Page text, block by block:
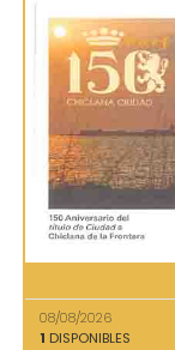
08/08/2026
1 DISPONIBLES